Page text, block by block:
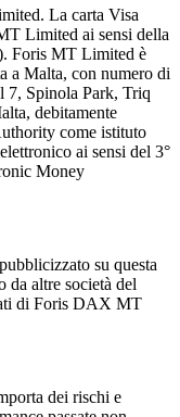
La carta Visa
Limited ai sensi della
Foris MT Limited è
a Malta, con numero di
7, Spinola Park, Triq
debitamente
come istituto
ai sensi del 3°
Money
su questa
da altre società del
di Foris DAX MT
dei rischi e